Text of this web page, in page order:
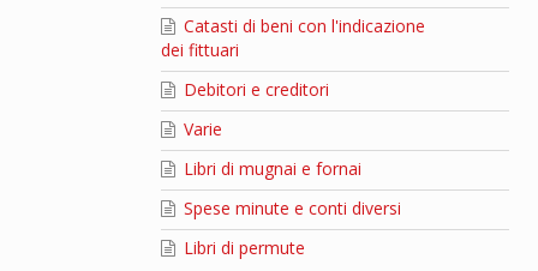
Catasti di beni con l'indicazione
dei fittuari
Debitori e creditori
Varie
Libri di mugnai e fornai
Spese minute e conti diversi
Libri di permute